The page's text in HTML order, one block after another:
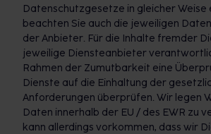
Datenschutzgesetze in gleicher Weise
beachten Sie auch die jeweiligen
der Anbieter. Für die Inhalte fremder
jeweilige Diensteanbieter
Rahmen der Zumutbarkeit eine
Dienste auf die Einhaltung der
Anforderungen überprüfen. Wir legen
Daten innerhalb der EU / des EWR zu
kann allerdings vorkommen, dass wir